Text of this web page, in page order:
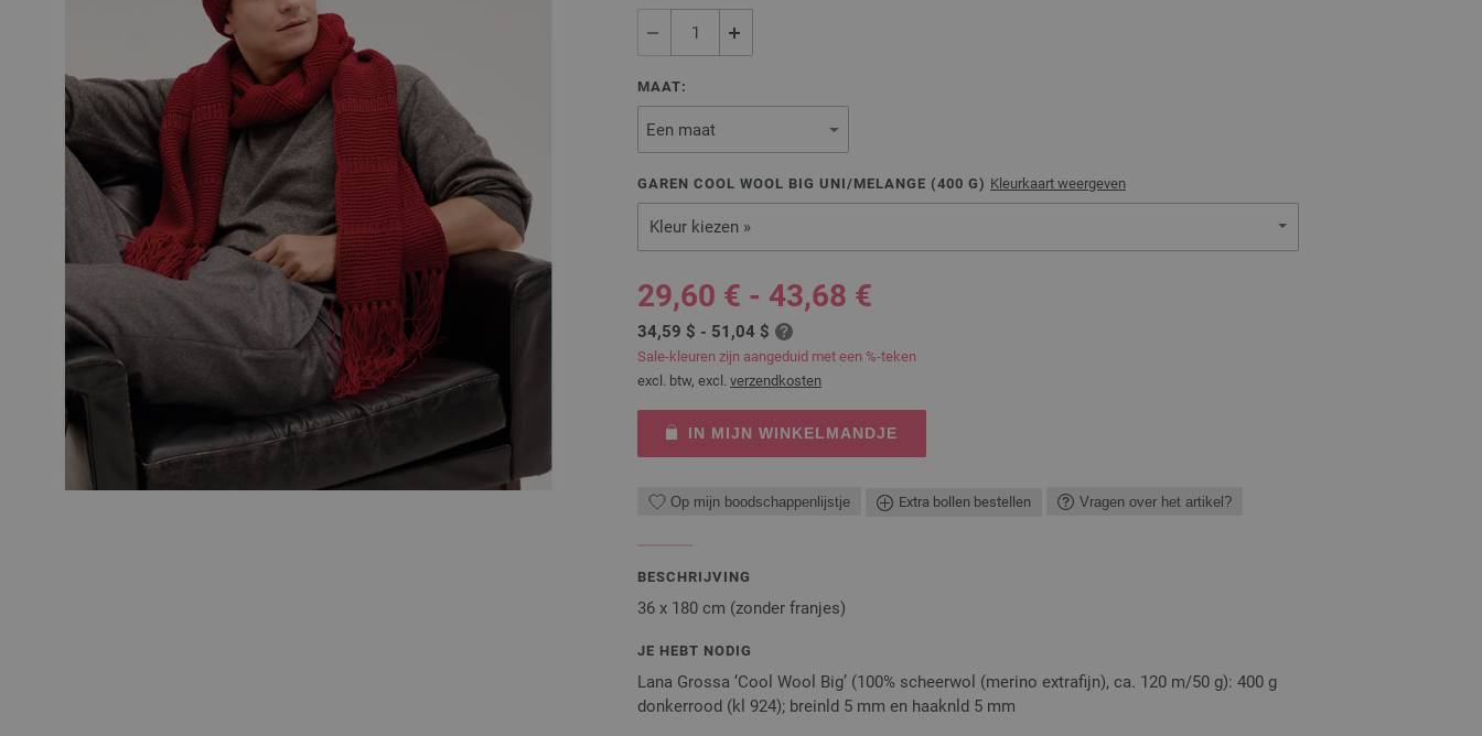
MAAT:
GAREN COOL WOOL BIG UNI/MELANGE (400 G) Kleurkaart weergeven
Kleur kiezen »
29,60 € - 43,68 €
34,59 $ - 51,04 $
Sale-kleuren zijn aangeduid met een %-teken
excl. btw, excl. verzendkosten
IN MIJN WINKELMANDJE
Op mijn boodschappenlijstje Extra bollen bestellen Vragen over het artikel?
BESCHRIJVING
36 x 180 cm (zonder franjes)
JE HEBT NODIG
Lana Grossa ‘Cool Wool Big’ (100% scheerwol (merino extrafijn), ca. 120 m/50 g): 400 g
donkerrood (kl 924); breinld 5 mm en haaknld 5 mm